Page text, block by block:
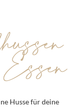
Husse für deine